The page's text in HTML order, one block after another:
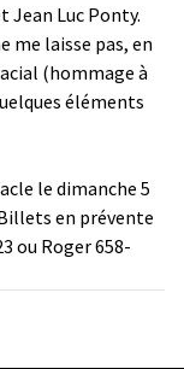
Jean Luc Ponty.
me laisse pas, en
(hommage à
éléments
le dimanche 5
en prévente
ou Roger 658-